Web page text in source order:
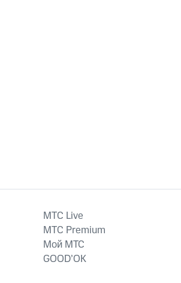
MTС Live
MTС Premium
Мой МТС
GOOD’OK